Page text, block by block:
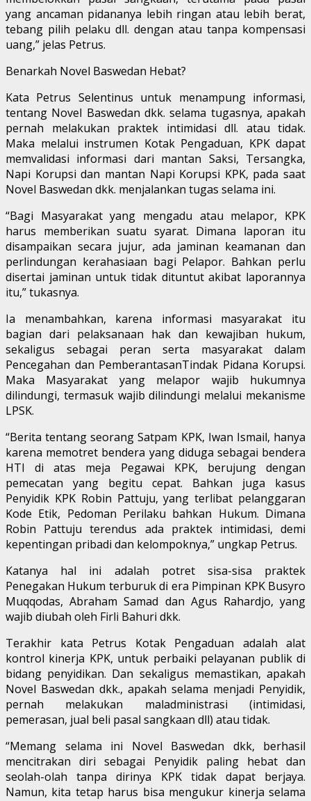
yang ancaman pidananya lebih ringan atau lebih berat,
tebang pilih pelaku dll. dengan atau tanpa kompensasi
uang,” jelas Petrus.
Benarkah Novel Baswedan Hebat?
Kata Petrus Selentinus untuk menampung informasi,
tentang Novel Baswedan dkk. selama tugasnya, apakah
pernah melakukan praktek intimidasi dll. atau tidak.
Maka melalui instrumen Kotak Pengaduan, KPK dapat
memvalidasi informasi dari mantan Saksi, Tersangka,
Napi Korupsi dan mantan Napi Korupsi KPK, pada saat
Novel Baswedan dkk. menjalankan tugas selama ini.
“Bagi Masyarakat yang mengadu atau melapor, KPK
harus memberikan suatu syarat. Dimana laporan itu
disampaikan secara jujur, ada jaminan keamanan dan
perlindungan kerahasiaan bagi Pelapor. Bahkan perlu
disertai jaminan untuk tidak dituntut akibat laporannya
itu,” tukasnya.
Ia menambahkan, karena informasi masyarakat itu
bagian dari pelaksanaan hak dan kewajiban hukum,
sekaligus sebagai peran serta masyarakat dalam
Pencegahan dan PemberantasanTindak Pidana Korupsi.
Maka Masyarakat yang melapor wajib hukumnya
dilindungi, termasuk wajib dilindungi melalui mekanisme
LPSK.
“Berita tentang seorang Satpam KPK, Iwan Ismail, hanya
karena memotret bendera yang diduga sebagai bendera
HTI di atas meja Pegawai KPK, berujung dengan
pemecatan yang begitu cepat. Bahkan juga kasus
Penyidik KPK Robin Pattuju, yang terlibat pelanggaran
Kode Etik, Pedoman Perilaku bahkan Hukum. Dimana
Robin Pattuju terendus ada praktek intimidasi, demi
kepentingan pribadi dan kelompoknya,” ungkap Petrus.
Katanya hal ini adalah potret sisa-sisa praktek
Penegakan Hukum terburuk di era Pimpinan KPK Busyro
Muqqodas, Abraham Samad dan Agus Rahardjo, yang
wajib diubah oleh Firli Bahuri dkk.
Terakhir kata Petrus Kotak Pengaduan adalah alat
kontrol kinerja KPK, untuk perbaiki pelayanan publik di
bidang penyidikan. Dan sekaligus memastikan, apakah
Novel Baswedan dkk., apakah selama menjadi Penyidik,
pernah melakukan maladministrasi (intimidasi,
pemerasan, jual beli pasal sangkaan dll) atau tidak.
“Memang selama ini Novel Baswedan dkk, berhasil
mencitrakan diri sebagai Penyidik paling hebat dan
seolah-olah tanpa dirinya KPK tidak dapat berjaya.
Namun, kita tetap harus bisa mengukur kinerja selama